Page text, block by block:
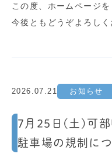
この度、ホームページ
今後ともどうぞよろし
2026.07.21 お知らせ
7月25日(土)可部
駐車場の規制に